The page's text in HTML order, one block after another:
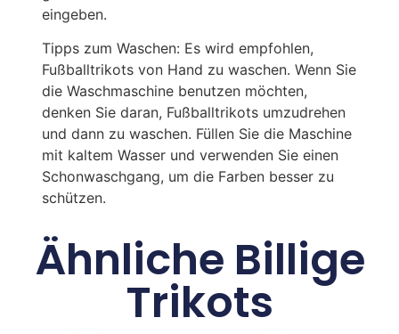
eingeben.
Tipps zum Waschen: Es wird empfohlen,
Fußballtrikots von Hand zu waschen. Wenn Sie
die Waschmaschine benutzen möchten,
denken Sie daran, Fußballtrikots umzudrehen
und dann zu waschen. Füllen Sie die Maschine
mit kaltem Wasser und verwenden Sie einen
Schonwaschgang, um die Farben besser zu
schützen.
Ähnliche Billige
Trikots